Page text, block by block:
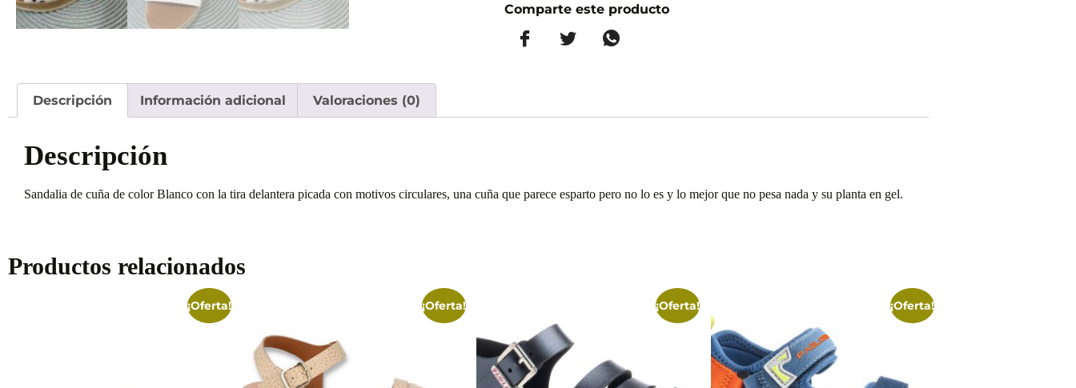
Comparte este producto
Descripción Información adicional Valoraciones (0)
Descripción
Sandalia de cuña de color Blanco con la tira delantera picada con motivos circulares, una cuña que parece esparto pero no lo es y lo mejor que no pesa nada y su planta en gel.
Productos relacionados
¡Oferta! ¡Oferta! ¡Oferta! ¡Oferta!